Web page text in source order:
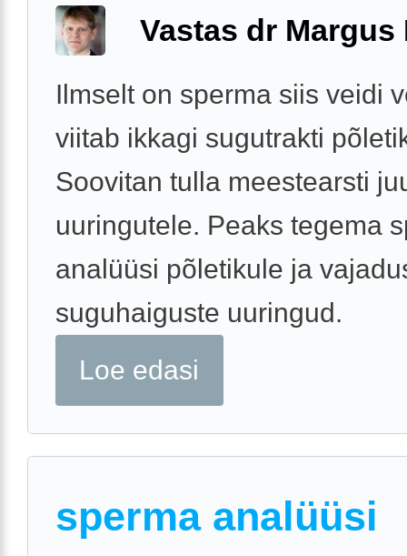
Vastas dr Margus
Ilmselt on sperma siis veidi
viitab ikkagi sugutrakti
Soovitan tulla meestearsti
uuringutele. Peaks tegema
analüüsi põletikule ja
suguhaiguste uuringud.
Loe edasi
sperma analüüsi